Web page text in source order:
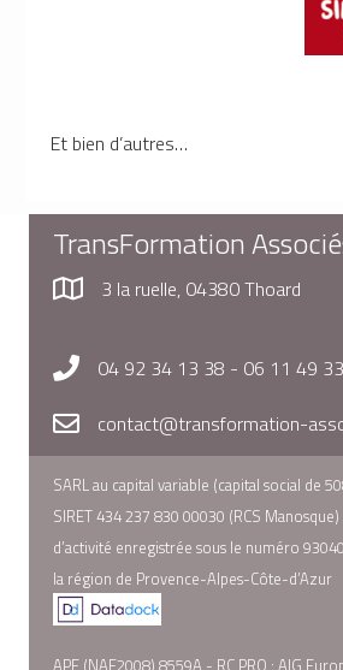
Et bien d’autres…
TransFormation
3 la ruelle, 04380 Thoard
04 92 34 13 38 - 06 11 49
contact@transformation-
SARL au capital variable (capital social de
SIRET 434 237 830 00030 (RCS
d’activité enregistrée sous le numéro
la région de Provence-Alpes-Côte-d’Azur
APE (NAF2008) 8559A - RC PRO : AIG